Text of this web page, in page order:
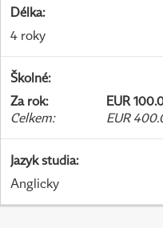
Délka:
4 roky
Školné:
Za rok:
EUR
Celkem: EUR
Jazyk studia:
Anglicky